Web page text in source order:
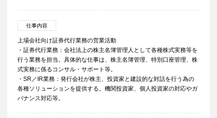
仕事内容
上場会社向け証券代行業務の営業活動
・証券代行業務：会社法上の株主名簿管理人として各種株式実務等を
行う業務を担当。具体的な仕事は、株主名簿管理、特別口座管理、株
式実務に係るコンサル・サポート等。
・SR／IR業務：発行会社が株主、投資家と建設的な対話を行う為の
各種ソリューションを提供する。機関投資家、個人投資家の対応やガ
バナンス対応等。